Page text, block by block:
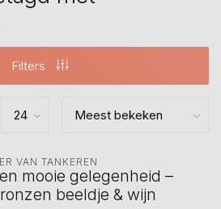
Filters
VAN TANKEREN
mooie gelegenheid –
beeldje & wijn